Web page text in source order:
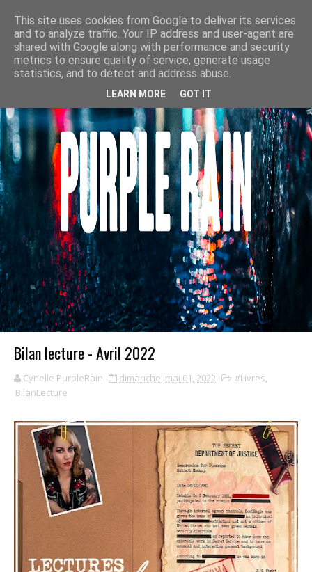
Bilan lecture - Avril 2022
Cyrielle PurpleRain dimanche, mai 01, 2022 #Livres,
BilanLecture
This site uses cookies from Google to deliver its services
and to analyze traffic. Your IP address and user-agent are
shared with Google along with performance and security
metrics to ensure quality of service, generate usage
statistics, and to detect and address abuse.
LEARN MORE GOT IT